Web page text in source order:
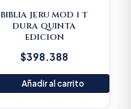
BIBLIA JERU MOD 1 T
DURA QUINTA
EDICION
$398.388
Añadir al carrito